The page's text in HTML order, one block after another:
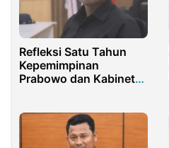
Refleksi Satu Tahun
Kepemimpinan
Prabowo dan Kabinet